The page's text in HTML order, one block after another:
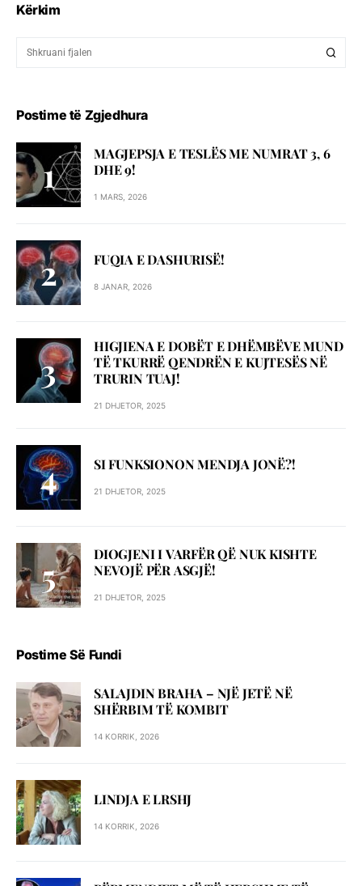
Kërkim
Postime të Zgjedhura
MAGJEPSJA E TESLËS ME NUMRAT 3, 6
DHE 9!
1 MARS, 2026
FUQIA E DASHURISË!
8 JANAR, 2026
HIGJIENA E DOBËT E DHËMBËVE MUND
TË TKURRË QENDRËN E KUJTESËS NË
TRURIN TUAJ!
21 DHJETOR, 2025
SI FUNKSIONON MENDJA JONË?!
21 DHJETOR, 2025
DIOGJENI I VARFËR QË NUK KISHTE
NEVOJË PËR ASGJË!
21 DHJETOR, 2025
Postime Së Fundi
SALAJDIN BRAHA – NJЁ JETЁ NЁ
SHЁRBIM TЁ KOMBIT
14 KORRIK, 2026
LINDJA E LRSHJ
14 KORRIK, 2026